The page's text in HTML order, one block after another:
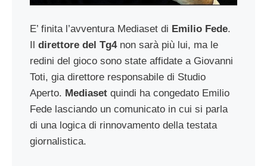
E’ finita l’avventura Mediaset di Emilio Fede.
Il direttore del Tg4non sarà più lui, ma le
redini del gioco sono state affidate a Giovanni
Toti, gia direttore responsabile di Studio
Aperto. Mediaset quindi ha congedato Emilio
Fede lasciando un comunicato in cui si parla
di una logica di rinnovamento della testata
giornalistica.